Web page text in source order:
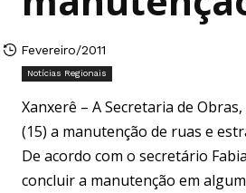
Fevereiro/2011
Notícias Regionais
Xanxerê – A Secretaria de
(15) a manutenção de ruas e
De acordo com o secretário
concluir a manutenção em